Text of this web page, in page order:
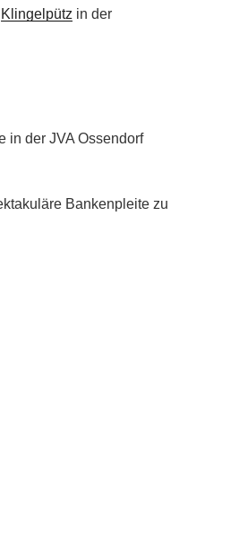
Klingelpütz in der
in der JVA Ossendorf
Bankenpleite zu